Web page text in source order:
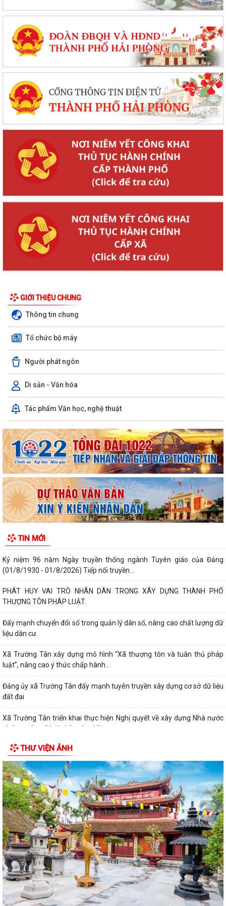
GIỚI THIỆU CHUNG
Thông tin chung
Tổ chức bộ máy
Người phát ngôn
Di sản - Văn hóa
Tác phẩm Văn học, nghệ thuật
TIN MỚI
Đồng chí Phạm Văn Tuyên giữ chức Bí thư Đảng ủy xã Cẩm Giang
Đội U10 thôn Cao Duệ vô địch Giải bóng đá U10 xã Trường Tân hè năm
2026.
Thông báo về việc hoãn lịch tiếp công dân định kỳ của Bí thư Đảng ủy,
Chủ tịch HĐND xã
KHAI MẠC GIẢI BÓNG ĐÁ U10 XÃ TRƯỜNG TÂN HÈ NĂM 2026
sức khỏe điện tử trên VNeID
Kỷ niệm 96 năm Ngày truyền thống ngành Tuyên giáo của Đảng
(01/8/1930 - 01/8/2026) Tiếp nối truyền...
PHÁT HUY VAI TRÒ NHÂN DÂN TRONG XÂY DỰNG THÀNH PHỐ
THƯỢNG TÔN PHÁP LUẬT.
Đẩy mạnh chuyển đổi số trong quản lý dân số, nâng cao chất lượng dữ
liệu dân cư.
Xã Trường Tân xây dựng mô hình “Xã thượng tôn và tuân thủ pháp
luật”, nâng cao ý thức chấp hành...
Đảng ủy xã Trường Tân đẩy mạnh tuyên truyền xây dựng cơ sở dữ liệu
đất đai
Xã Trường Tân triển khai thực hiện Nghị quyết về xây dựng Nhà nước
pháp quyền xã hội chủ nghĩa Việt...
Đảng ủy xã Trường Tân triển khai thực hiện Nghị quyết số 11-NQ/TU về
thúc đẩy tăng trưởng kinh tế
Trường Tân triển khai Chương trình Sức khỏe học đường giai đoạn
2026-2035
THỦ ĐOẠN LỪA ĐẢO GIẢ DANH CÁN BỘ, NHÂN VIÊN CƠ QUAN BẢO
HIỂM XÃ HỘI (BHXH)
Xã Trường Tân tăng cường phân loại chất thải rắn sinh hoạt tại nguồn,
thúc đẩy chuyển đổi xanh
Phát huy sức mạnh toàn xã hội trong kiểm soát mất cân bằng giới tính
khi sinh
THƯ VIỆN ẢNH